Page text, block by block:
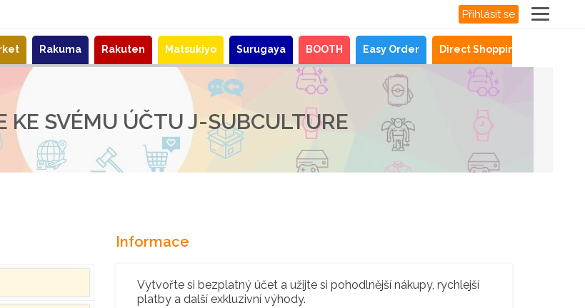
Přihlásit se
Rakuma Rakuten Matsukiyo Surugaya BOOTH Easy Order Direct Shopping
KE SVÉMU ÚČTU J-SUBCULTURE
Informace
Vytvořte si bezplatný účet a užijte si pohodlnější nákupy, rychlejší
platby a další exkluzivní výhody.